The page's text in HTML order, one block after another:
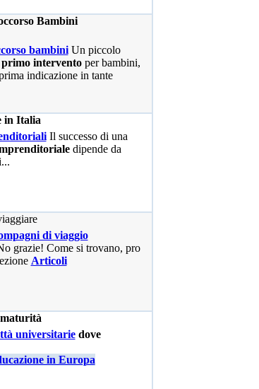
bambiniUn piccolo
primo interventoper bambini,
indicazione in tante
Il successo di una
dipende da
di viaggio
grazie! Come si trovano, pro
Articoli
universitariedove
in Europa